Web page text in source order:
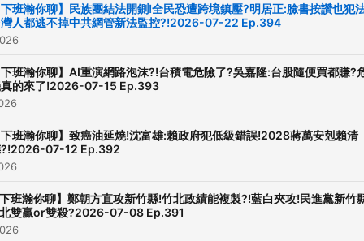
班瀚你聊】民族團結法開鍘!全民恐遭跨境鎮壓?明居正:臉書按讚也犯
人都逃不掉中共網管新法監控?!2026-07-22 Ep.394
班瀚你聊】AI重演網路泡沫?!台積電危險了?吳嘉隆:台股隨便買都賺?
的來了!2026-07-15 Ep.393
班瀚你聊】致癌油延燒!沈富雄:賴政府犯低級錯誤!2028蔣萬安剋賴清
07-12 Ep.392
班瀚你聊】鄭朝方直攻新竹縣!竹北政績能複製?!藍白夾攻!民進黨新竹
雙贏or雙殺?2026-07-08 Ep.391